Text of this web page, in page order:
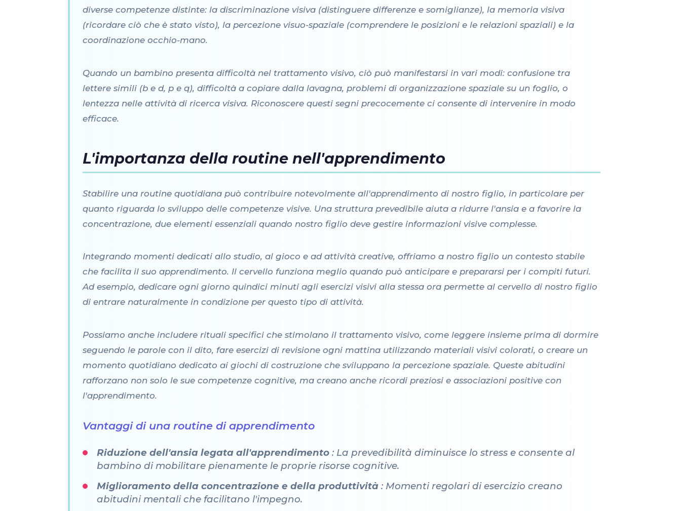
diverse competenze distinte: la discriminazione visiva (distinguere differenze e somiglianze), la memoria visiva
(ricordare ciò che è stato visto), la percezione visuo-spaziale (comprendere le posizioni e le relazioni spaziali) e la
coordinazione occhio-mano.
Quando un bambino presenta difficoltà nel trattamento visivo, ciò può manifestarsi in vari modi: confusione tra
lettere simili (b e d, p e q), difficoltà a copiare dalla lavagna, problemi di organizzazione spaziale su un foglio, o
lentezza nelle attività di ricerca visiva. Riconoscere questi segni precocemente ci consente di intervenire in modo
efficace.
L'importanza della routine nell'apprendimento
Stabilire una routine quotidiana può contribuire notevolmente all'apprendimento di nostro figlio, in particolare per
quanto riguarda lo sviluppo delle competenze visive. Una struttura prevedibile aiuta a ridurre l'ansia e a favorire la
concentrazione, due elementi essenziali quando nostro figlio deve gestire informazioni visive complesse.
Integrando momenti dedicati allo studio, al gioco e ad attività creative, offriamo a nostro figlio un contesto stabile
che facilita il suo apprendimento. Il cervello funziona meglio quando può anticipare e prepararsi per i compiti futuri.
Ad esempio, dedicare ogni giorno quindici minuti agli esercizi visivi alla stessa ora permette al cervello di nostro figlio
di entrare naturalmente in condizione per questo tipo di attività.
Possiamo anche includere rituali specifici che stimolano il trattamento visivo, come leggere insieme prima di dormire
seguendo le parole con il dito, fare esercizi di revisione ogni mattina utilizzando materiali visivi colorati, o creare un
momento quotidiano dedicato ai giochi di costruzione che sviluppano la percezione spaziale. Queste abitudini
rafforzano non solo le sue competenze cognitive, ma creano anche ricordi preziosi e associazioni positive con
l'apprendimento.
Vantaggi di una routine di apprendimento
Riduzione dell'ansia legata all'apprendimento : La prevedibilità diminuisce lo stress e consente al
bambino di mobilitare pienamente le proprie risorse cognitive.
Miglioramento della concentrazione e della produttività : Momenti regolari di esercizio creano
abitudini mentali che facilitano l'impegno.